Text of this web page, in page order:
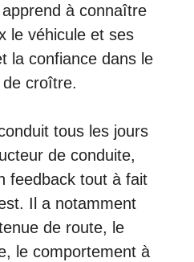
à connaître
le véhicule et ses
la confiance dans le
croître.
tous les jours
de conduite,
feedback tout à fait
Il a notamment
de route, le
le comportement à